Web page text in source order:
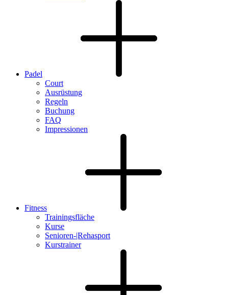
Padel
Court
Ausrüstung
Regeln
Buchung
FAQ
Impressionen
Fitness
Trainingsfläche
Kurse
Senioren-|Rehasport
Kurstrainer